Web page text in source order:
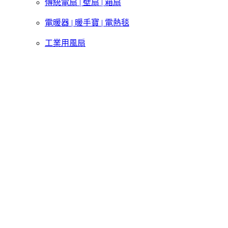
傳統電扇 | 壁扇 | 箱扇
電暖器 | 暖手寶 | 電熱毯
工業用風扇